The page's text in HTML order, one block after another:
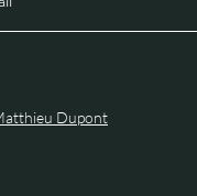
Dupont